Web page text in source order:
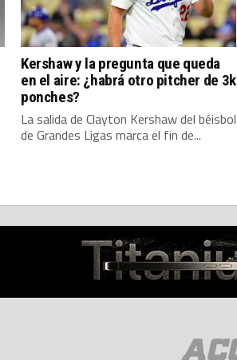
Kershaw y la pregunta que queda
en el aire: ¿habrá otro pitcher de 3k
ponches?
La salida de Clayton Kershaw del béisbol
de Grandes Ligas marca el fin de...